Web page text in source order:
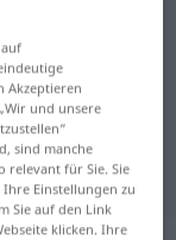
Akzeptieren
und unsere
sind manche
relevant für Sie. Sie
Einstellungen zu
Sie auf den Link
klicken. Ihre